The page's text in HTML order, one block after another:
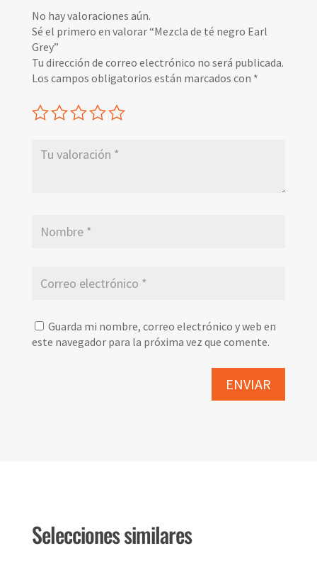
No hay valoraciones aún.
Sé el primero en valorar “Mezcla de té negro Earl
Grey”
Tu dirección de correo electrónico no será publicada.
Los campos obligatorios están marcados con *
Guarda mi nombre, correo electrónico y web en
este navegador para la próxima vez que comente.
Selecciones similares